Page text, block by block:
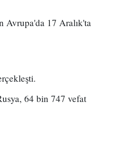
Avrupa'da 17 Aralık'ta
64 bin 747 vefat